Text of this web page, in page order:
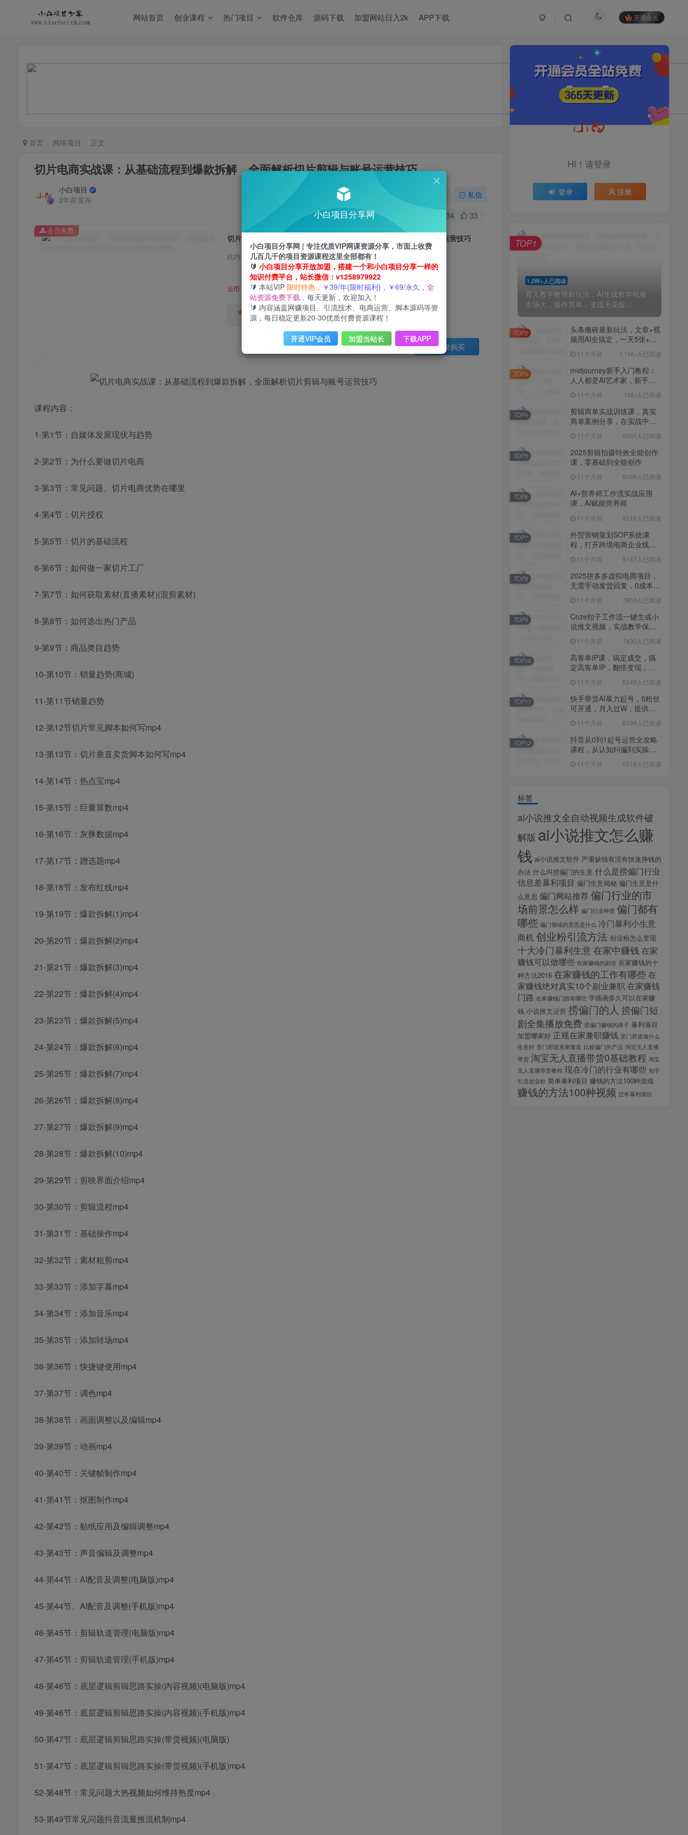
网站首页 创业课程 热门项目 软件仓库 源码下载 加盟网站日入2k APP下载 开通会员
首页 网络项目 正文
切片电商实战课：从基础流程到爆款拆解，全面解析切片剪辑与账号运营技巧
小白项目
2年前发布
私信
634 33
切片电商实战课：从基础流程到爆款拆解，全面解析切片剪辑与账号运营技巧
此内容为会员免费，请付费后查看
云币 3 限时特惠
云币9
年VIP免费 终身VIP会员
免费
登录购买
会员免费
课程内容：
1-第1节：自媒体发展现状与趋势
2-第2节：为什么要做切片电商
3-第3节：常见问题、切片电商优势在哪里
4-第4节：切片授权
5-第5节：切片的基础流程
6-第6节：如何做一家切片工厂
7-第7节：如何获取素材(直播素材)(混剪素材)
8-第8节：如何选出热门产品
9-第9节：商品类目趋势
10-第10节：销量趋势(商城)
11-第11节销量趋势
12-第12节切片常见脚本如何写mp4
13-第13节：切片垂直卖货脚本如何写mp4
14-第14节：热点宝mp4
15-第15节：巨量算数mp4
16-第16节：灰豚数据mp4
17-第17节：蹭选题mp4
18-第18节：发布红线mp4
19-第19节：爆款拆解(1)mp4
20-第20节：爆款拆解(2)mp4
21-第21节：爆款拆解(3)mp4
22-第22节：爆款拆解(4)mp4
23-第23节：爆款拆解(5)mp4
24-第24节：爆款拆解(6)mp4
25-第25节：爆款拆解(7)mp4
26-第26节：爆款拆解(8)mp4
27-第27节：爆款拆解(9)mp4
28-第28节：爆款拆解(10)mp4
29-第29节：剪映界面介绍mp4
30-第30节：剪辑流程mp4
31-第31节：基础操作mp4
32-第32节：素材粗剪mp4
33-第33节：添加字幕mp4
34-第34节：添加音乐mp4
35-第35节：添加转场mp4
36-第36节：快捷键使用mp4
37-第37节：调色mp4
38-第38节：画面调整以及编辑mp4
39-第39节：动画mp4
40-第40节：关键帧制作mp4
41-第41节：抠图制作mp4
42-第42节：贴纸应用及编辑调整mp4
43-第43节：声音编辑及调整mp4
44-第44节：AI配音及调整(电脑版)mp4
45-第44节、AI配音及调整(手机版)mp4
46-第45节：剪辑轨道管理(电脑版)mp4
47-第45节：剪辑轨道管理(手机版)mp4
48-第46节：底层逻辑剪辑思路实操(内容视频)(电脑版)mp4
49-第46节：底层逻辑剪辑思路实操(内容视频)(手机版)mp4
50-第47节：底层逻辑剪辑思路实操(带货视频)(电脑版)
51-第47节：底层逻辑剪辑思路实操(带货视频)(手机版)mp4
52-第48节：常见问题大热视频如何维持热度mp4
53-第49节常见问题抖音流量推流机制mp4
1.2W+人已阅读
育儿教学教培新玩法，AI生成教学视频，
市场大，操作简单，变现天花板...
TOP1
频用AI全搞定，一天5张+不
是问题，每天只需10分钟
midjourney新手入门教程：
人人都是AI艺术家，新手小
TOP4
11个月前 9388人已阅读
TOP5
AI+营养师工作流实战应用
课，AI赋能营养师
11个月前 9216人已阅读
TOP6
外贸营销策划SOP系统课
程，打开跨境电商企业线上
营销任督二脉
11个月前 9147人已阅读
2025拼多多虚拟电商项目，
无需手动发货回复，0成本，
轻松月入1-5W【揭秘】
11个月前 7803人已阅读
Coze扣子工作流一键生成小
说推文视频，实战教学保姆
级教程11个月前 7430人已阅读
高客单IP课，搞定成交，搞
定高客单IP，翻倍变现，轻
松卖爆，不销而销
11个月前 6240人已阅读
快手带货AI暴力起号，0粉丝
可开通，月入过W，提供账
号就行，适合普通人的懒人
项目【揭秘】
11个月前 6109人已阅读
抖音从0到1起号运营全攻略
课程，从认知纠偏到实操落
地，高效起号变现
11个月前 5819人已阅读
HI！请登录
登录 注册
1.2W+人已阅读
育儿教学教培新玩法，AI生成教学视频，
市场大，操作简单，变现天花板...
TOP1
头条搬砖最新玩法，文章+视
频用AI全搞定，一天5张+不
11个月前 1.1W+人已阅读
TOP2
midjourney新手入门教程：
人人都是AI艺术家，新手小
11个月前 1W+人已阅读
TOP3
剪辑商单实战训练课，真实
商单案例分享，在实战中练
11个月前 9561人已阅读
TOP4
2025剪辑拍摄特效全能创作
课，零基础到全能创作
11个月前 9388人已阅读
TOP5
AI+营养师工作流实战应用
课，AI赋能营养师
11个月前 9216人已阅读
TOP6
外贸营销策划SOP系统课
程，打开跨境电商企业线上
11个月前 9147人已阅读
TOP7
2025拼多多虚拟电商项目，
无需手动发货回复，0成本，
11个月前 7803人已阅读
TOP8
Coze扣子工作流一键生成小
说推文视频，实战教学保姆
11个月前 7430人已阅读
TOP9
高客单IP课，搞定成交，搞
定高客单IP，翻倍变现，轻
11个月前 6240人已阅读
TOP10
快手带货AI暴力起号，0粉丝
可开通，月入过W，提供账
项目【揭秘】
11个月前 6109人已阅读
TOP11
抖音从0到1起号运营全攻略
课程，从认知纠偏到实操落
11个月前 5819人已阅读
TOP12
标签
ai小说推文全自动视频生成软件破
解版 ai小说推文怎么赚
钱 ai小说推文软件 严重缺钱有没有快速挣钱的
办法 什么叫捞偏门的生意 什么是捞偏门行业
信息差暴利项目 偏门生意揭秘 偏门生意是什
么意思 偏门网站推荐 偏门行业的市
场前景怎么样 偏门行业种类 偏门都有
哪些 偏门领域的意思是什么 冷门暴利小生意
商机创业粉引流方法 创业粉怎么变现
十大冷门暴利生意 在家中赚钱 在家
赚钱可以做哪些 在家赚钱的副业 在家赚钱的十
种方法2016 在家赚钱的工作有哪些在
家赚钱绝对真实10个副业兼职 在家赚钱
门路 在家赚钱门路有哪些 学插画多久可以在家赚
钱 小说推文运营 捞偏门的人 捞偏门短
剧全集播放免费 捞偏门赚钱的路子 暴利项目
加盟哪家好 正规在家兼职赚钱 歪门邪道做什么
生意好 歪门邪道发家致富 比较偏门的产品 淘宝无人直播
带货 淘宝无人直播带货0基础教程 淘宝
无人直播带货教程 现在冷门的行业有哪些 知乎
引流创业粉 简单暴利项目 赚钱的方法100种游戏
赚钱的方法100种视频 过年暴利项目
小白项目分享网
小白项目分享网 | 专注优质VIP网课资源分享，市面上收费
几百几千的项目资源课程这里全部都有！
🔰 小白项目分享开放加盟，搭建一个和小白项目分享一样的
知识付费平台，站长微信：v1258979922
🔰 本站VIP 限时特惠， ￥39/年(限时福利)，￥69/永久， 全
站资源免费下载， 每天更新，欢迎加入！
🔰 内容涵盖网赚项目、引流技术、电商运营、脚本源码等资
源，每日稳定更新20-30优质付费资源课程！
开通VIP会员 加盟当站长 下载APP